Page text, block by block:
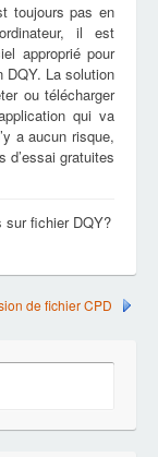
toujours pas en
il est
approprié pour
DQY. La solution
ou télécharger
qui va
a aucun risque,
d’essai gratuites
sur fichier DQY?
de fichier CPD